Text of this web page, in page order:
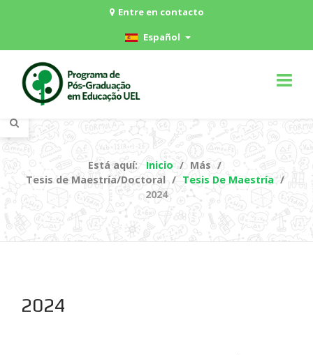
Entre en contacto
Español
Está aquí: Inicio
Más
Tesis de Maestría/Doctoral
Tesis De Maestría
2024
2024